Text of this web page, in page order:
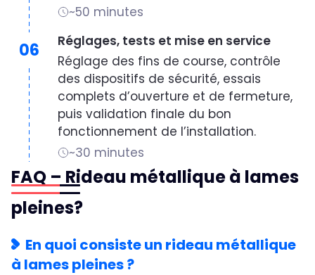
~50 minutes
06
Réglages, tests et mise en service
Réglage des fins de course, contrôle
des dispositifs de sécurité, essais
complets d’ouverture et de fermeture,
puis validation finale du bon
fonctionnement de l’installation.
~30 minutes
FAQ – Rideau métallique à lames
pleines?
En quoi consiste un rideau métallique
à lames pleines ?